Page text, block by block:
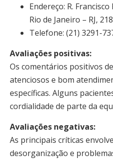
Endereço: R.
Rio de Janeiro – RJ,
Telefone: (21) 3291-
Avaliações positivas:
Os comentários positivos
atenciosos e bom
específicas. Alguns
cordialidade de parte da
Avaliações negativas:
As principais críticas
desorganização e